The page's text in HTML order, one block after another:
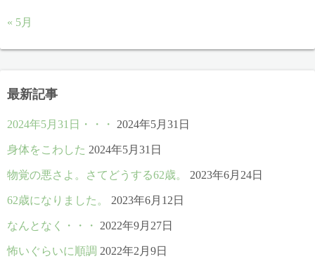
« 5月
最新記事
2024年5月31日・・・ 2024年5月31日
身体をこわした 2024年5月31日
物覚の悪さよ。さてどうする62歳。 2023年6月24日
62歳になりました。 2023年6月12日
なんとなく・・・ 2022年9月27日
怖いぐらいに順調 2022年2月9日